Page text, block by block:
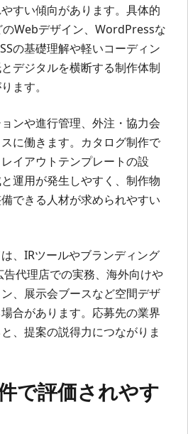
すい傾向があります。具体的
のWebデザイン、WordPressな
の基礎理解や軽いコーディン
デジタルを横断する制作体制
ます。
ンや進行管理、外注・協力会
に働きます。カタログ制作で
イアウトテンプレートの設
運用が発生しやすく、制作物
できる人材が求められやすい
、IRツールやブランディング
告代理店での実務、海外向けや
、展示会ブースなど空間デザ
合があります。応募先の業界
、提案の説得力につながりま
で評価されやす